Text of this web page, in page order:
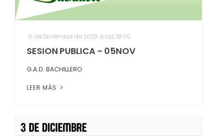
5 de Diciembre de 2025 a las 18:00
SESION PUBLICA - 05NOV
G.A.D. BACHILLERO
LEER MÁS